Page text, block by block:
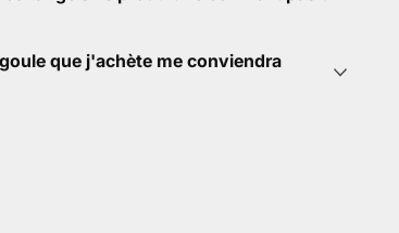
que j'achète me conviendra